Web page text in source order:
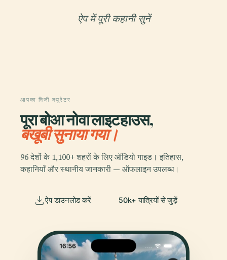
ऐप में पूरी कहानी सुनें
आपका निजी क्यूरेटर
पूरा बोआ नोवा लाइटहाउस,
बखूबी सुनाया गया।
96 देशों के 1,100+ शहरों के लिए ऑडियो गाइड। इतिहास,
कहानियाँ और स्थानीय जानकारी — ऑफलाइन उपलब्ध।
ऐप डाउनलोड करें 50k+ यात्रियों से जुड़ें